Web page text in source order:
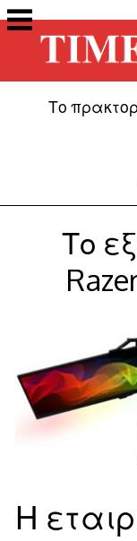
Μετάβαση
στο
περιεχόμενο
Το
Το
Η